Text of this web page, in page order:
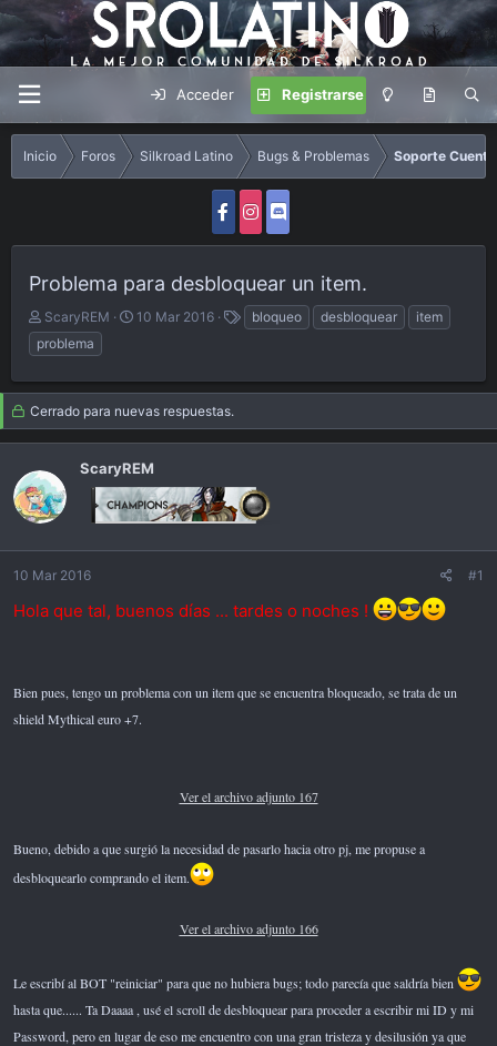
Acceder Registrarse
Inicio Foros Silkroad Latino Bugs & Problemas Soporte
Problema para desbloquear un item.
A
u
t
o
r
ScaryREM
F
h
a
d
e
i
n
i
c
i
10 Mar 2016
q
u
t
s
bloqueo desbloquear
item
problema
Cerrado para nuevas respuestas.
ScaryREM
10 Mar 2016 #1
Hola que tal, buenos días ... tardes o noches !
Bien pues, tengo un problema con un item que se encuentra bloqueado, se trata de un
shield Mythical euro +7.
Ver el archivo adjunto 167
Bueno, debido a que surgió la necesidad de pasarlo hacia otro pj, me propuse a
desbloquearlo comprando el item.
Ver el archivo adjunto 166
Le escribí al BOT "reiniciar" para que no hubiera bugs; todo parecía que saldría bien
hasta que...... Ta Daaaa , usé el scroll de desbloquear para proceder a escribir mi ID y mi
Password, pero en lugar de eso me encuentro con una gran tristeza y desilusión ya que